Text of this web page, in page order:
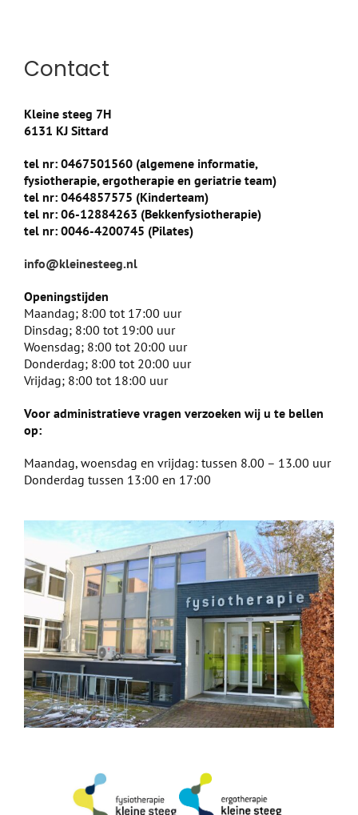
Contact
Kleine steeg 7H
6131 KJ Sittard
tel nr: 0467501560 (algemene informatie,
fysiotherapie, ergotherapie en geriatrie team)
tel nr: 0464857575 (Kinderteam)
tel nr: 06-12884263 (Bekkenfysiotherapie)
tel nr: 0046-4200745 (Pilates)
info@kleinesteeg.nl
Openingstijden
Maandag; 8:00 tot 17:00 uur
Dinsdag; 8:00 tot 19:00 uur
Woensdag; 8:00 tot 20:00 uur
Donderdag; 8:00 tot 20:00 uur
Vrijdag; 8:00 tot 18:00 uur
Voor administratieve vragen verzoeken wij u te bellen
op:
Maandag, woensdag en vrijdag: tussen 8.00 – 13.00 uur
Donderdag tussen 13:00 en 17:00